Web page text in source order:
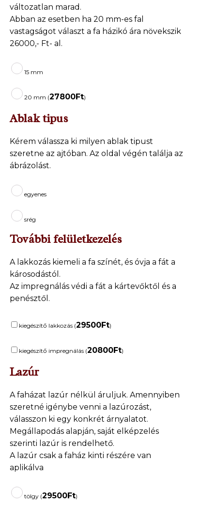
változatlan marad.
Abban az esetben ha 20 mm-es fal
vastagságot választ a fa házikó ára növekszik
26000,- Ft- al.
15 mm
20 mm (27800Ft)
Ablak tipus
Kérem válassza ki milyen ablak tipust
szeretne az ajtóban. Az oldal végén találja az
ábrázolást.
egyenes
srég
További felületkezelés
A lakkozás kiemeli a fa színét, és óvja a fát a
károsodástól.
Az impregnálás védi a fát a kártevőktől és a
penésztől.
kiegészítő lakkozás (29500Ft)
kiegészítő impregnálás (20800Ft)
Lazúr
A faházat lazúr nélkül áruljuk. Amennyiben
szeretné igénybe venni a lazúrozást,
válasszon ki egy konkrét árnyalatot.
Megállapodás alapján, saját elképzelés
szerinti lazúr is rendelhető.
A lazúr csak a faház kinti részére van
aplikálva
tölgy (29500Ft)